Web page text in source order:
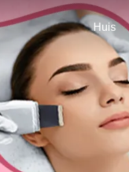
Huis